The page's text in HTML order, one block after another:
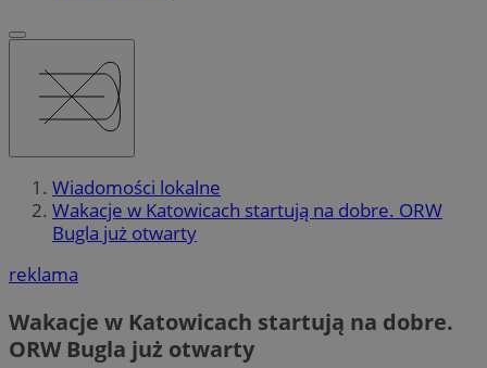
Wiadomości lokalne
Wakacje w Katowicach startują na dobre. ORW
Bugla już otwarty
reklama
Wakacje w Katowicach startują na dobre.
ORW Bugla już otwarty